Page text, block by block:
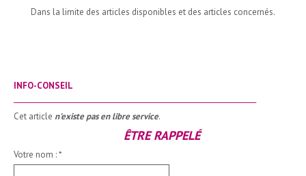
Dans la limite des articles disponibles et des articles concernés.
INFO-CONSEIL
Cet article n'existe pas en libre service.
ÊTRE RAPPELÉ
Votre nom :*